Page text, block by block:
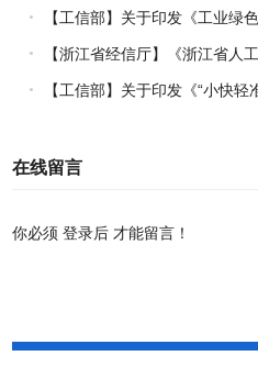
【工信部】关于印发《工业绿
知
【浙江省经信厅】《浙江省人
施方案（2026-2030年）》印发
【工信部】关于印发《“小快轻
在线留言
你必须登录后 才能留言！